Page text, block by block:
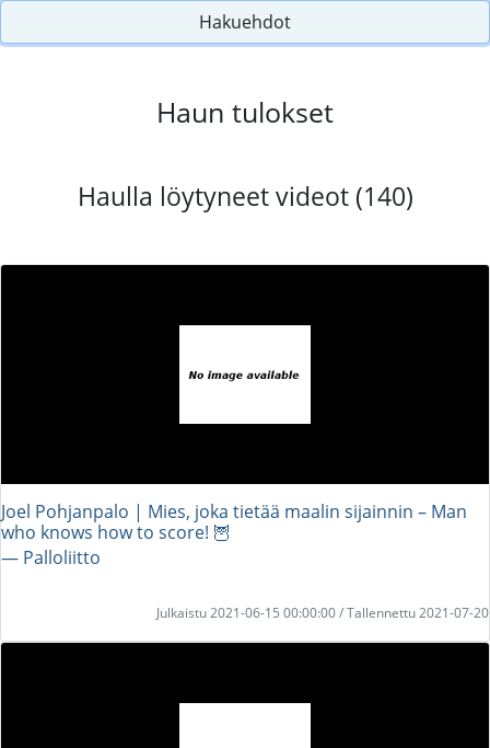
Hakuehdot
Haun tulokset
Haulla löytyneet videot (140)
Joel Pohjanpalo | Mies, joka tietää maalin sijainnin – Man
who knows how to score! 🦉
― Palloliitto
Julkaistu 2021-06-15 00:00:00 / Tallennettu 2021-07-20